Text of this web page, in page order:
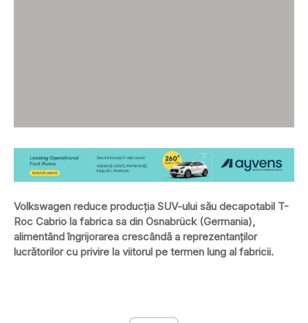
Volkswagen reduce producția SUV-ului său decapotabil T-
Roc Cabrio la fabrica sa din Osnabrück (Germania),
alimentând îngrijorarea crescândă a reprezentanților
lucrătorilor cu privire la viitorul pe termen lung al fabricii.